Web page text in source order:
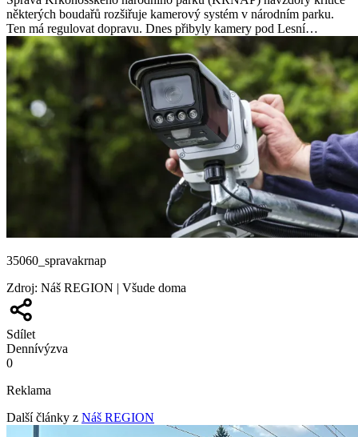
některých boudařů rozšiřuje kamerový systém v národním parku.
Ten má regulovat dopravu. Dnes přibyly kamery pod Lesní…
35060_spravakrnap
Zdroj: Náš REGION | Všude doma
Sdílet
Dennívýzva
0
Reklama
Další články z Náš REGION